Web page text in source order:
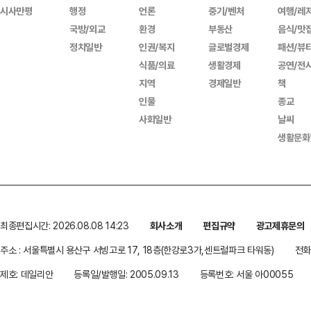
시사만평
행정
국방/외교
정치일반
언론
환경
인권/복지
식품/의료
지역
인물
사회일반
중기/벤처
부동산
글로벌경제
생활경제
경제일반
여행/레
음식/맛
패션/뷰
공연/전
책
종교
날씨
생활문
최종편집시간: 2026.08.08 14:23 회사소개 편집규약
광고제휴문의
주소 : 서울특별시 용산구 서빙고로 17, 18층(한강로3가,센트럴파크 타워동)
전
제호: 데일리안
등록일/발행일: 2005.09.13 등록번호: 서울 아00055